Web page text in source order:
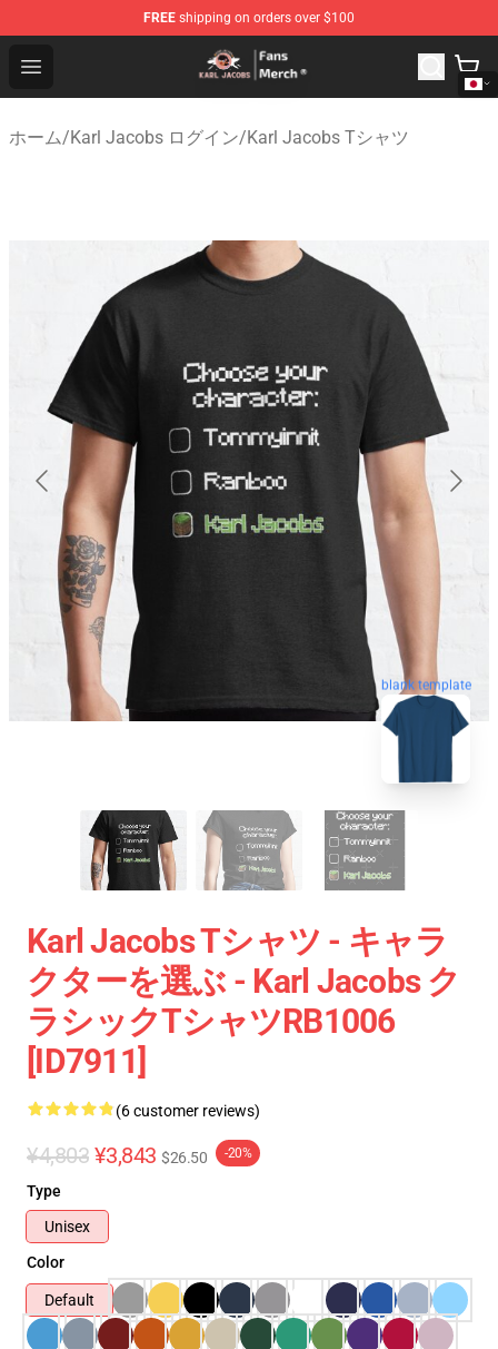
FREE shipping on orders over $100
Open menu
Karl Jacobs Store - Official Karl Jacobs Merchandise
ホーム/Karl Jacobs ログイン/Karl Jacobs Tシャツ
blank template
Karl Jacobs Tシャツ - キャラ
クターを選ぶ - Karl Jacobs ク
ラシックTシャツRB1006
[ID7911]
(6 customer reviews)
¥4,803 ¥3,843 $26.50 -20%
Type
Unisex
Color
Default